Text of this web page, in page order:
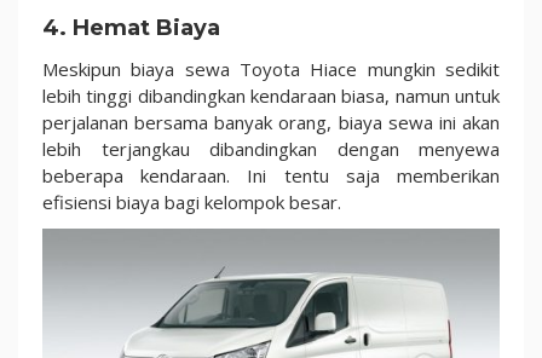
4. Hemat Biaya
Meskipun biaya sewa Toyota Hiace mungkin sedikit
lebih tinggi dibandingkan kendaraan biasa, namun untuk
perjalanan bersama banyak orang, biaya sewa ini akan
lebih terjangkau dibandingkan dengan menyewa
beberapa kendaraan. Ini tentu saja memberikan
efisiensi biaya bagi kelompok besar.